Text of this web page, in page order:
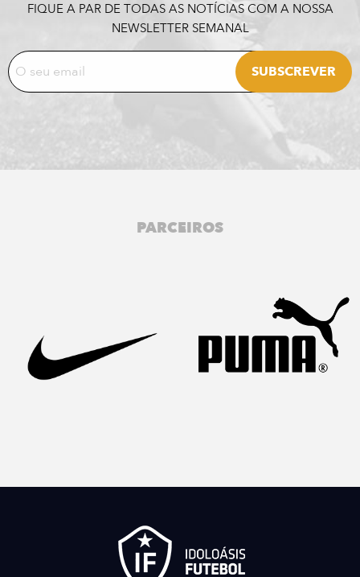
FIQUE A PAR DE TODAS AS NOTÍCIAS COM A NOSSA
NEWSLETTER SEMANAL
PARCEIROS